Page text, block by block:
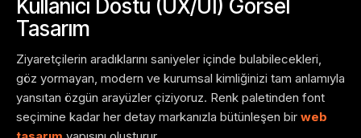
Kullanıcı Dostu (UX/UI) Görsel
Tasarım
Ziyaretçilerin aradıklarını saniyeler içinde bulabilecekleri,
göz yormayan, modern ve kurumsal kimliğinizi tam anlamıyla
yansıtan özgün arayüzler çiziyoruz. Renk paletinden font
seçimine kadar her detay markanızla bütünleşen bir web